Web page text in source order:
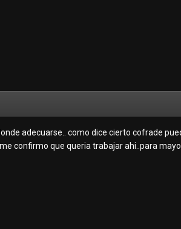
adecuarse.. como dice cierto cofrade
confirmo que queria trabajar ahi..para